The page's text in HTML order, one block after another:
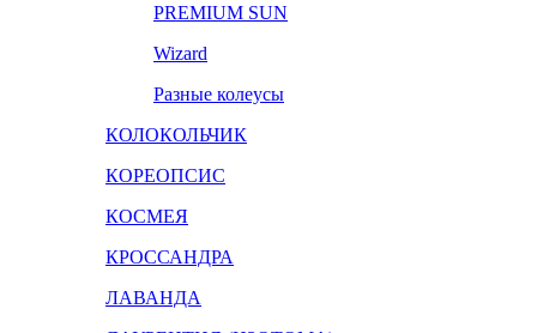
PREMIUM SUN
Wizard
Разные колеусы
КОЛОКОЛЬЧИК
КОРЕОПСИС
КОСМЕЯ
КРОССАНДРА
ЛАВАНДА